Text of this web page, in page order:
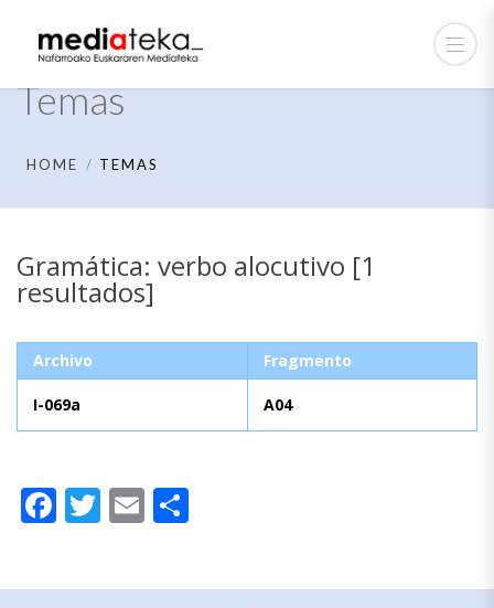
Temas
HOME TEMAS
Gramática: verbo alocutivo [1
resultados]
Archivo Fragmento
I-069a A04
Facebook
Twitter
Email